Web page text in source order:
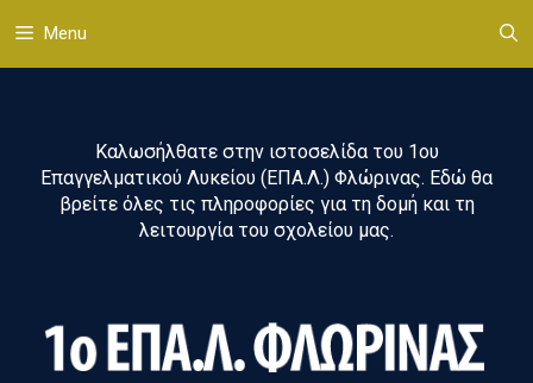
σε
περιεχόμενο
Menu
Καλωσήλθατε στην ιστοσελίδα του 1ου
Επαγγελματικού Λυκείου (ΕΠΑ.Λ.) Φλώρινας. Εδώ θα
βρείτε όλες τις πληροφορίες για τη δομή και τη
λειτουργία του σχολείου μας.